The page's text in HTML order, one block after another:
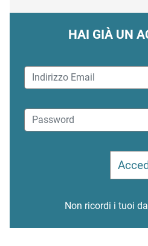
HAI GIÀ UN
Non ricordi i tuoi